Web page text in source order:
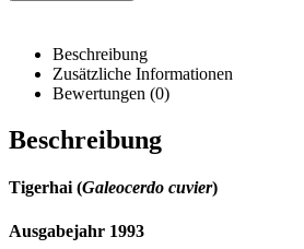
Beschreibung
Zusätzliche Informationen
Bewertungen (0)
Beschreibung
Tigerhai (Galeocerdo cuvier)
Ausgabejahr 1993